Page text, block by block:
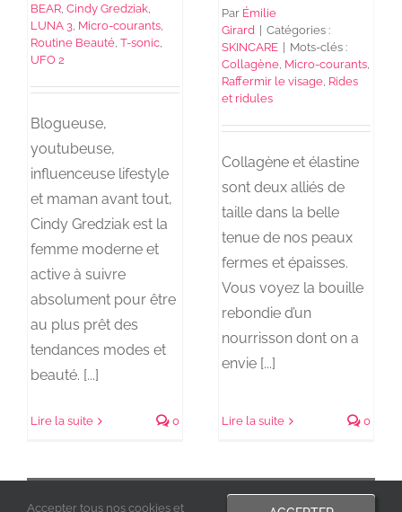
BEAR ,Cindy Gredziak
LUNA 3 Micro-courants
Routine Beauté ,T-sonic
UFO 2
Blogueuse,
youtubeuse,
influenceuse lifestyle
et maman avant tout,
Cindy Gredziak est la
femme moderne et
active à suivre
absolument pour être
au plus prêt des
tendances modes et
beauté. [...]
Lire la suite 0
Par Émilie
Girard
Catégories :
SKINCARE
Mots-clés :
Collagène Micro-courants
Raffermir le visage Rides
et ridules
Collagène et élastine
sont deux alliés de
taille dans la belle
tenue de nos peaux
fermes et épaisses.
Vous voyez la bouille
rebondie d’un
nourrisson dont on a
envie [...]
Lire la suite 0
CHARGER LES ARTICLES SUIVANTS
Accepter tous nos cookies et